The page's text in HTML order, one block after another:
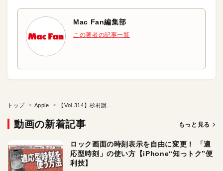
Mac Fan編集部
この著者の記事一覧
トップ Apple
動画の新着記事 もっと見る
ロック画面の時刻表示を自由に変更！ 「適
応型時刻」の使い方【iPhone“知っトク”便
利技】